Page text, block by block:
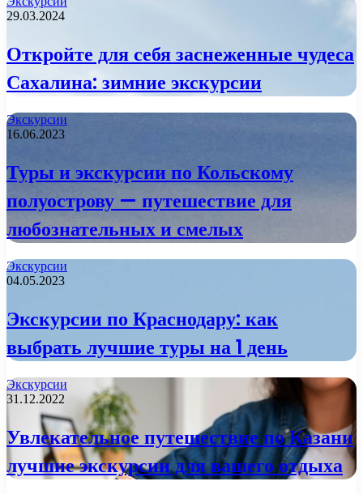
29.03.2024
Откройте для себя заснеженные чудеса
Сахалина: зимние экскурсии
Экскурсии
16.06.2023
Туры и экскурсии по Кольскому
полуострову — путешествие для
любознательных и смелых
Экскурсии
04.05.2023
Экскурсии по Краснодару: как
выбрать лучшие туры на 1 день
Экскурсии
31.12.2022
Увлекательное путешествие по Казани
лучшие экскурсии для вашего отдыха